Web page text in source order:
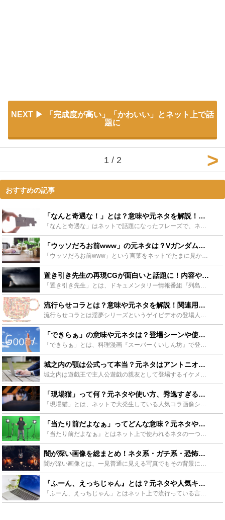
NEXT
「完成度が高い」「かわいい」とネット上で話
題に
1 / 2
おすすめの記事
「なんと奇遇な！」とは？意味や元ネタを解説！実在した人も？ - Leisurego(レジャーゴー)
「なんと奇遇な」はネットで話題になったフレーズで、ネタ画像などが多く作られました。しかし、元ネタを知っている人は少ないと思います。この記事では「なんと奇遇な」の元ネタやついてまとめていきますが、下ネ...
「ウッソだろお前www」の元ネタは？Vガンダムやグラブルのネタも - Leisurego(レジャーゴー)
「ウッソだろお前www」という言葉をネットでたまに見かけますが、意味や元ネタ知っている方はどれだけいるでしょうか？元ネタが世の中に出てきたのはかなり前になるので知らなくても当然です。この記事では「ウ...
置き引き先生の再現CGが面白いと話題に！内容や制作会社など紹介 - Leisurego(レジャーゴー)
「置き引き先生」とは、ドキュメンタリー情報番組『列島警察捜査網THE追跡』に登場した犯人のこと。そんな置き引き先生の犯行再現CGが面白いとネットで話題に？今回は置き引き先生の再現CG内容や面白いポイ...
流行らせコラとは？意味や元ネタを解説！関連用語や淫夢語録も紹介！ - Leisurego(レジャーゴー)
流行らせコラとは淫夢シリーズというゲイビデオの登場人物が発したセリフの空耳から生まれた言葉です。淫夢シリーズは流行らせコラ以外にも様々な面白いセリフがあることで知られています。流行らせコラの意味や元...
「できらぁ」の意味や元ネタは？登場シーンや使い方、コラ画像など紹介！ - Leisurego(レジャーゴー)
「できらぁ」とは、料理漫画『スーパーくいしん坊』で登場した言葉で、主人公が無理難題を押し付けられたときに放ったセリフです。この記事では「できらぁ」の元ネタシーンや具体的な使い方、コラ画像などまとめて...
城之内の顎は公式って本当？元ネタはアントニオ猪木？クソコラ画像まとめも - Leisurego(レジャーゴー)
城之内は遊戯王で主人公遊戯の親友として登場するイケメンキャラクターです。普段のキャラとは異なり、立派な顎を披露して一躍ネットの人気者になりました。コラ画像だと疑われるほどにインパクトの強い城之内の顎...
「現場猫」って何？元ネタや使い方、秀逸すぎるコラもまとめ！ - Leisurego(レジャーゴー)
「現場猫」とは、ネットで大発生している人気コラ画像シリーズのことです。実際の仕事現場で起きそうなギリギリの労災ラインをいじった皮肉で大人気！今回は、大人気コラ画像「現場猫」が生まれた経緯や元ネタの労...
「当たり前だよなぁ」ってどんな意味？元ネタや使い方、返し方をご紹介！ - Leisurego(レジャーゴー)
『当たり前だよなぁ』とはネット上で使われるネタの一つです。意味は言葉のままの部分もありますが、そうではない側面もあります。今回はネット上で人気のフレーズ『当たり前だよなぁ』の元ネタと使い方をご紹介し...
闇が深い画像を総まとめ！ネタ系・ガチ系・恐怖系など多数紹介！ - Leisurego(レジャーゴー)
闇が深い画像とは、一見普通に見える写真でもその背景にある根深い闇が垣間見える画像のことを言います。闇が深い画像には、つい笑ってしまうものからガチの恐怖画像まで幅広くあります。今回はネットで広がってい...
『ふーん、えっちじゃん』とは？元ネタや人気キャラのコラ画像、曲を紹介！ - Leisurego(レジャーゴー)
「ふーん、えっちじゃん」とはネット上で流行っている言葉の一つです。日常生活ではあまり見かける機会はないので、よく知らないと言う人も多いと思いますが、コラ画像や替え歌など活用の幅はどんどんと広がってい...